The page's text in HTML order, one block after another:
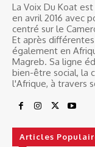
La Voix Du Koat
en avril 2016 avec
centré sur le
Et après
également en
Magreb. Sa ligne
bien-être social, la
l'Afrique, à travers
Articles